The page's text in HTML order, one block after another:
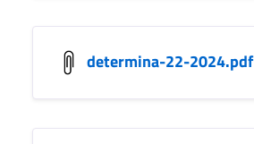
determina-22-2024.pdf